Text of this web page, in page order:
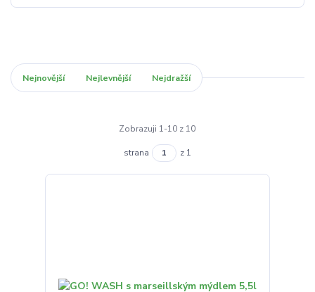
Nejnovější Nejlevnější Nejdražší
Zobrazuji 1-10 z 10
strana z 1